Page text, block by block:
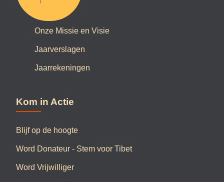
Onze Missie en Visie
Jaarverslagen
Jaarrekeningen
Kom in Actie
Blijf op de hoogte
Word Donateur - Stem voor Tibet
Word Vrijwilliger